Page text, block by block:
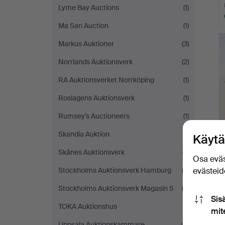
Lyme Bay Auctions
(1)
Ma San Auction
(1)
Markus Auktioner
(3)
Norrlands Auktionsverk
(2)
RA Auktionsverket Norrköping
(1)
Roslagens Auktionsverk
(1)
Rumsey’s Auctioneers
(1)
Skandia Auktion
Skånes Auktionsverk
(7)
Stockholms Auktionsverk Hamburg
(3)
Stockholms Auktionsverk Magasin 5
(2)
TOKA Auktionshus
Osa